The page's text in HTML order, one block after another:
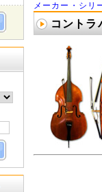
メーカー・シリ
コントラ